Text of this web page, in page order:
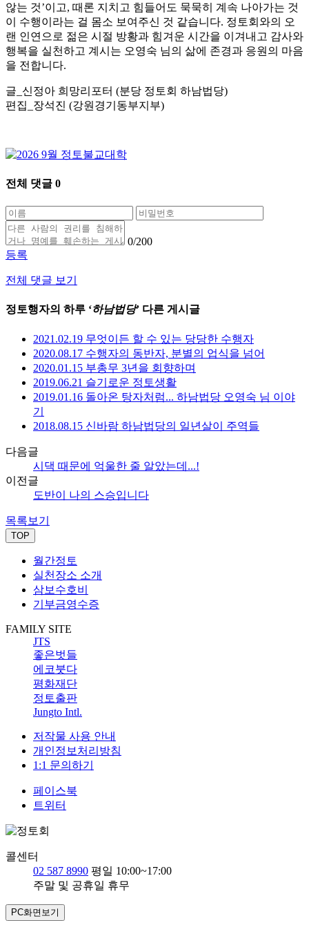
않는 것’이고, 때론 지치고 힘들어도 묵묵히 계속 나아가는 것
이 수행이라는 걸 몸소 보여주신 것 같습니다. 정토회와의 오
랜 인연으로 젊은 시절 방황과 힘겨운 시간을 이겨내고 감사와
행복을 실천하고 계시는 오영숙 님의 삶에 존경과 응원의 마음
을 전합니다.
글_신정아 희망리포터 (분당 정토회 하남법당)
편집_장석진 (강원경기동부지부)
전체 댓글 0
0/200
등록
전체 댓글 보기
정토행자의 하루 ‘하남법당’ 다른 게시글
2021.02.19 무엇이든 할 수 있는 당당한 수행자
2020.08.17 수행자의 동반자, 분별의 업식을 넘어
2020.01.15 부총무 3년을 회향하며
2019.06.21 슬기로운 정토생활
2019.01.16 돌아온 탕자처럼... 하남법당 오영숙 님 이야
기
2018.08.15 신바람 하남법당의 일년살이 주역들
다음글
시댁 때문에 억울한 줄 알았는데...!
이전글
도반이 나의 스승입니다
목록보기
TOP
월간정토
실천장소 소개
삼보수호비
기부금영수증
FAMILY SITE
JTS
좋은벗들
에코붓다
평화재단
정토출판
Jungto Intl.
저작물 사용 안내
개인정보처리방침
1:1 문의하기
페이스북
트위터
콜센터
02 587 8990 평일 10:00~17:00
주말 및 공휴일 휴무
PC화면보기